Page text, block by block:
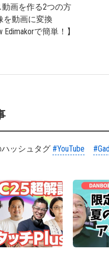
動画を作る2つの方
を動画に変換
Edimakorで簡単！】
ッシュタグ #YouTube